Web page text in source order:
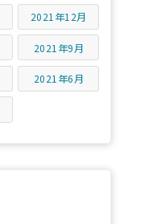
2021年12月
2021年9月
2021年6月